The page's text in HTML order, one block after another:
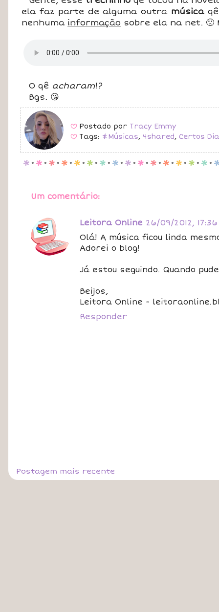
ela faz parte de alguma outra músicaqê
nenhuma informação sobre ela na net.
O qê acharam!?
Bgs. 😘
B Postado por Tracy Emmy
B Tags: #Músicas, 4shared, Certos
p . p . p . p . p . p . p . p . p . p . p . p . p . p . p .
Um comentário:
Leitora Online 26/09/2012, 17:36
Olá! A música ficou linda
Adorei o blog!
Já estou seguindo. Quando
Beijos,
Leitora Online -
Responder
Postagem mais recente